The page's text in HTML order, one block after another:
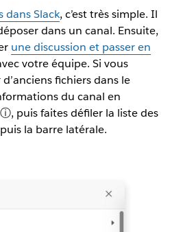
dans Slack, c’est très simple. Il
dans un canal. Ensuite,
une discussion et passer en
votre équipe. Si vous
fichiers dans le
du canal en
puis faites défiler la liste des
la barre latérale.